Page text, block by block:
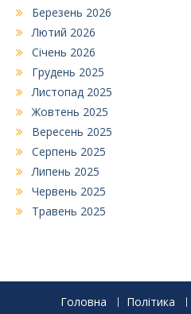
Березень 2026
Лютий 2026
Січень 2026
Грудень 2025
Листопад 2025
Жовтень 2025
Вересень 2025
Серпень 2025
Липень 2025
Червень 2025
Травень 2025
Головна Політика